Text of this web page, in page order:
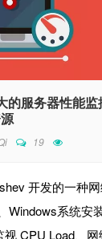
的服务器性能监
19
开发的一种
Windows系统安
CPU Load、网